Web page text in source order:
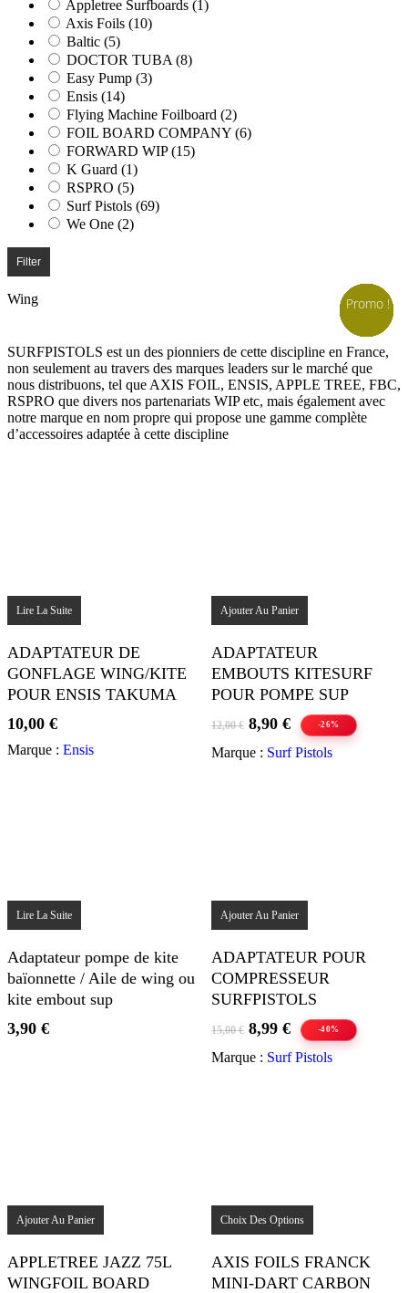
Appletree Surfboards (1)
Axis Foils (10)
Baltic (5)
DOCTOR TUBA (8)
Easy Pump (3)
Ensis (14)
Flying Machine Foilboard (2)
FOIL BOARD COMPANY (6)
FORWARD WIP(15)
K Guard (1)
RSPRO (5)
Surf Pistols (69)
We One (2)
Filter
Wing
SURFPISTOLS est un des pionniers de cette discipline en France,
non seulement au travers des marques leaders sur le marché que
nous distribuons, tel que AXIS FOIL, ENSIS, APPLE TREE, FBC,
RSPRO que divers nos partenariats WIP etc, mais également avec
notre marque en nom propre qui propose une gamme complète
d’accessoires adaptée à cette discipline
Lire La Suite
ADAPTATEUR DE
GONFLAGE WING/KITE
POUR ENSIS TAKUMA
10,00 €
Marque : Ensis
Promo !
Ajouter Au Panier
ADAPTATEUR
EMBOUTS KITESURF
POUR POMPE SUP
12,00€ Le
initial
8,90 €Le
prix
actuel
-26%
Marque : Surf Pistols
Lire La Suite
Adaptateur pompe de kite
baïonnette / Aile de wing ou
kite embout sup
3,90 €
Promo !
Ajouter Au Panier
ADAPTATEUR POUR
COMPRESSEUR
SURFPISTOLS
15,00€ Le
initial
8,99 €Le
prix
actuel
-40%
Marque : Surf Pistols
Promo !
Ajouter Au Panier
APPLETREE JAZZ 75L
WINGFOIL BOARD
Choix Des Options
a
variations.
Les
AXIS FOILS FRANCK
MINI-DART CARBON
Promo !
Promo !
Promo !
Promo !
Promo !
Promo !
Promo !
Promo !
Promo !
Promo !
Promo !
Promo !
Promo !
Promo !
Promo !
Promo !
Promo !
Promo !
Promo !
Promo !
Promo !
Promo !
Promo !
Promo !
Promo !
Promo !